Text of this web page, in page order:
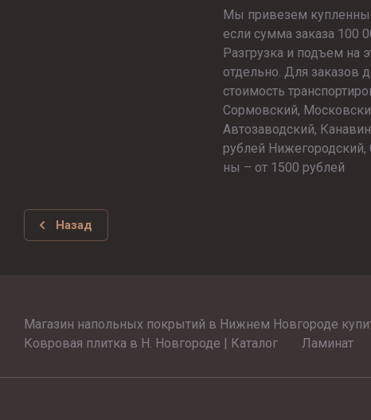
Мы привезем
если сумма заказа 100
Разгрузка и подъем на
отдельно. Для заказов
стоимость
Сормовский,
Автозаводский,
рублей Нижегородский,
ны – от 1500 рублей
Назад
Магазин напольных покрытий в Нижнем Новгороде
Ковровая плитка в Н. Новгороде | Каталог
Ламинат